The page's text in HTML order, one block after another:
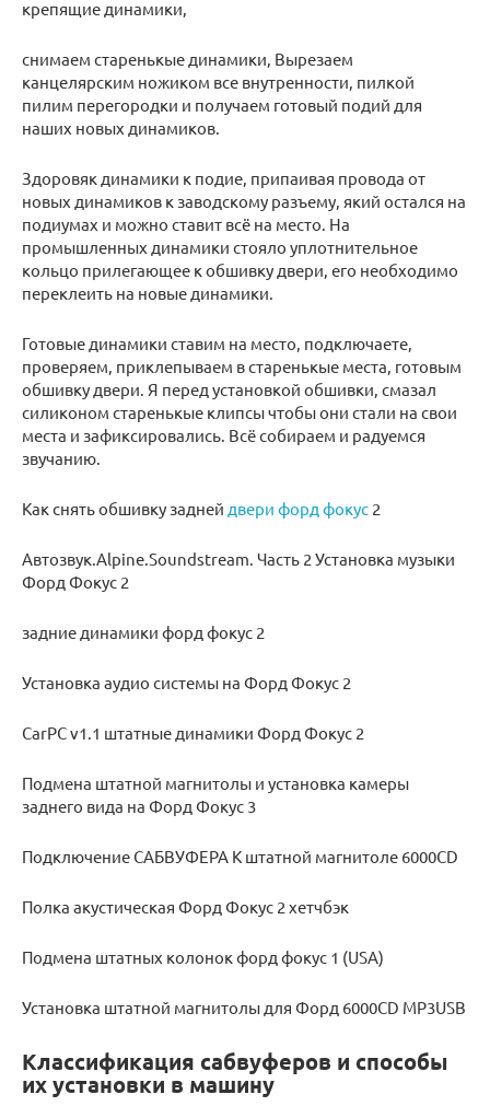
крепящие динамики,
снимаем старенькые динамики, Вырезаем
канцелярским ножиком все внутренности, пилкой
пилим перегородки и получаем готовый подий для
наших новых динамиков.
Здоровяк динамики к подие, припаивая провода от
новых динамиков к заводскому разъему, який остался на
подиумах и можно ставит всё на место. На
промышленных динамики стояло уплотнительное
кольцо прилегающее к обшивку двери, его необходимо
переклеить на новые динамики.
Готовые динамики ставим на место, подключаете,
проверяем, приклепываем в старенькые места, готовым
обшивку двери. Я перед установкой обшивки, смазал
силиконом старенькые клипсы чтобы они стали на свои
места и зафиксировались. Всё собираем и радуемся
звучанию.
Как снять обшивку задней двери форд фокус 2
Автозвук.Alpine.Soundstream. Часть 2 Установка музыки
Форд Фокус 2
задние динамики форд фокус 2
Установка аудио системы на Форд Фокус 2
CarPC v1.1 штатные динамики Форд Фокус 2
Подмена штатной магнитолы и установка камеры
заднего вида на Форд Фокус 3
Подключение САБВУФЕРА К штатной магнитоле 6000CD
Полка акустическая Форд Фокус 2 хетчбэк
Подмена штатных колонок форд фокус 1 (USA)
Установка штатной магнитолы для Форд 6000CD MP3USB
Классификация сабвуферов и способы
их установки в машину